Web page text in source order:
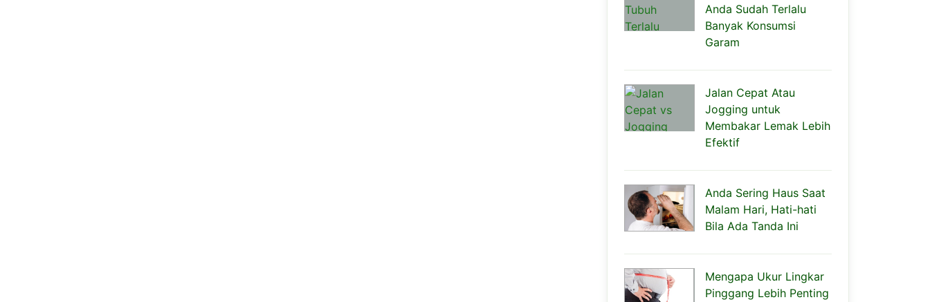
Anda Sudah Terlalu
Banyak Konsumsi
Garam
Jalan Cepat Atau
Jogging untuk
Membakar Lemak Lebih
Efektif
Anda Sering Haus Saat
Malam Hari, Hati-hati
Bila Ada Tanda Ini
Mengapa Ukur Lingkar
Pinggang Lebih Penting